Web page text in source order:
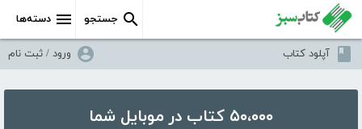
دسته‌ها جستجو
آپلود کتاب ورود / ثبت نام
۵۰،۰۰۰ کتاب در موبایل شما